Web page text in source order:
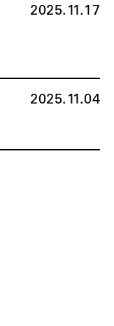
2025.11.17
2025.11.04